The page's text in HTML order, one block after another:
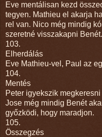
Eve mentálisan kezd
tegyen. Mathieu el akarja
rel van. Nico még mindig
szeretné visszakapni Benét.
103.
Elherdálás
Eve Mathieu-vel, Paul az
104.
Mentés
Peter igyekszik
Jose még mindig Benét
győzködi, hogy maradjon.
105.
Összegzés